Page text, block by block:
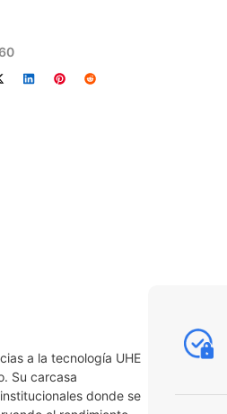
a la tecnología UHE
Su carcasa
donde se